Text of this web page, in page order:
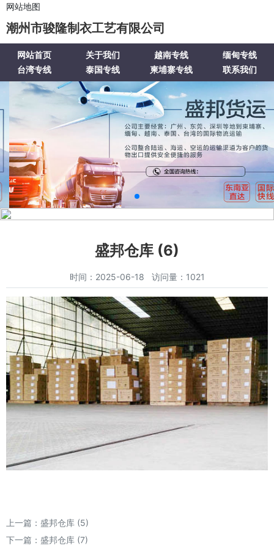
网站地图
潮州市骏隆制衣工艺有限公司
网站首页 关于我们 越南专线
缅甸专线
台湾专线
泰国专线 柬埔寨专线 联系我们
盛邦仓库 (6)
时间：2025-06-18 访问量：1021
上一篇： 盛邦仓库 (5)
下一篇： 盛邦仓库 (7)